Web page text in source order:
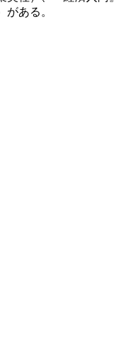
がある。